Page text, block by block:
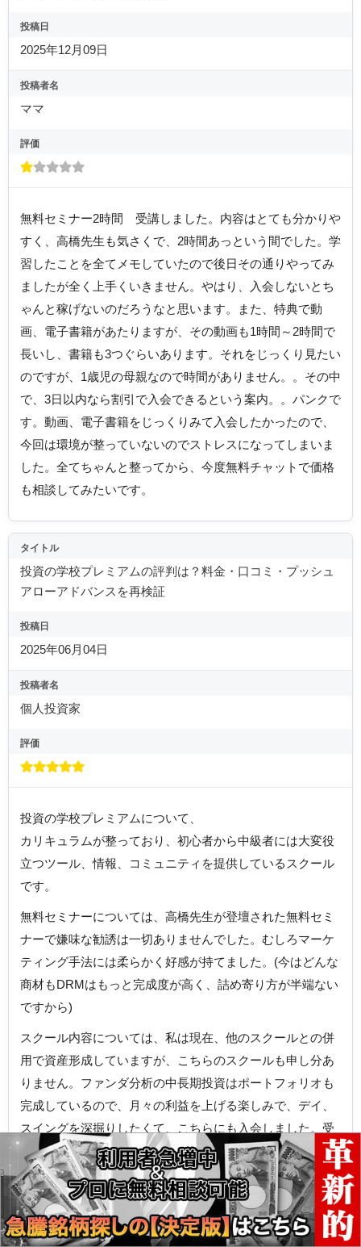
投稿日
2025年12月09日
投稿者名
ママ
評価
無料セミナー2時間 受講しました。内容はとても分かりや
すく、高橋先生も気さくで、2時間あっという間でした。学
習したことを全てメモしていたので後日その通りやってみ
ましたが全く上手くいきません。やはり、入会しないとち
ゃんと稼げないのだろうなと思います。また、特典で動
画、電子書籍があたりますが、その動画も1時間～2時間で
長いし、書籍も3つぐらいあります。それをじっくり見たい
のですが、1歳児の母親なので時間がありません。。その中
で、3日以内なら割引で入会できるという案内。。パンクで
す。動画、電子書籍をじっくりみて入会したかったので、
今回は環境が整っていないのでストレスになってしまいま
した。全てちゃんと整ってから、今度無料チャットで価格
も相談してみたいです。
タイトル
投資の学校プレミアムの評判は？料金・口コミ・プッシュ
アローアドバンスを再検証
投稿日
2025年06月04日
投稿者名
個人投資家
評価
投資の学校プレミアムについて、
カリキュラムが整っており、初心者から中級者には大変役
立つツール、情報、コミュニティを提供しているスクール
です。
無料セミナーについては、高橋先生が登壇された無料セミ
ナーで嫌味な勧誘は一切ありませんでした。むしろマーケ
ティング手法には柔らかく好感が持てました。(今はどんな
商材もDRMはもっと完成度が高く、詰め寄り方が半端ない
ですから)
スクール内容については、私は現在、他のスクールとの併
用で資産形成していますが、こちらのスクールも申し分あ
りません。ファンダ分析の中長期投資はポートフォリオも
完成しているので、月々の利益を上げる楽しみで、デイ、
スイングを深掘りしたくて、こちらにも入会しました。受
講料も全く問題なく妥当だと思います。高橋先生は何冊も
書籍を出版されているだけあって、動画が整然としていて
何度もリピートしたくなり、日々のモチベーションが上が
ります。こちらは、初心者でも大変分かりやすいと感じま
した。毎週のVoicyも楽しく聴いています。更に突っ込んで